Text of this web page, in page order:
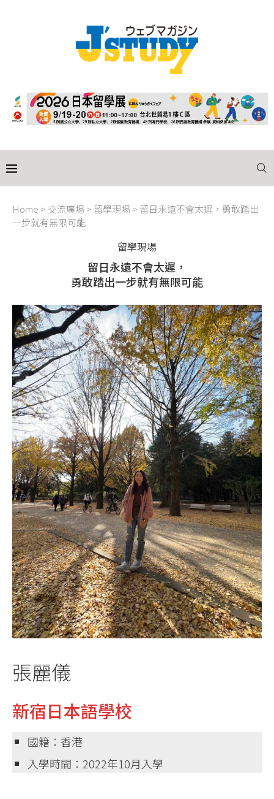
Home > 交流廣場 > 留學現場 > 留日永遠不會太遲，勇敢踏出
一步就有無限可能
留學現場
留日永遠不會太遲，
勇敢踏出一步就有無限可能
張麗儀
新宿日本語學校
國籍：香港
入學時間：2022年10月入學